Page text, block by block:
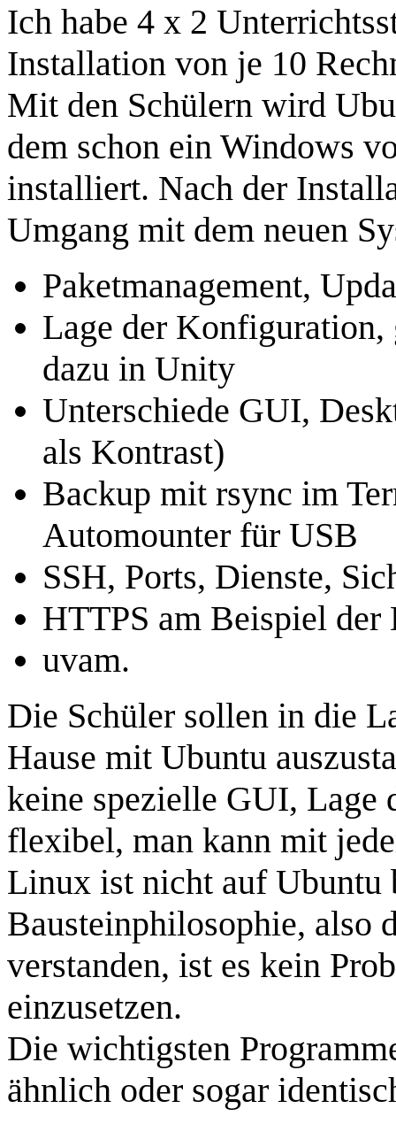
Ich habe 4 x 2
Installation von je 10
Mit den Schülern wird
dem schon ein Windows
installiert. Nach der
Umgang mit dem neuen
Paketmanagement,
Lage der
dazu in Unity
Unterschiede GUI,
als Kontrast)
Backup mit rsync im
Automounter für USB
SSH, Ports, Dienste,
HTTPS am Beispiel
uvam.
Die Schüler sollen in die
Hause mit Ubuntu
keine spezielle GUI, Lage
flexibel, man kann mit
Linux ist nicht auf Ubuntu
Bausteinphilosophie, also
verstanden, ist es kein
einzusetzen.
Die wichtigsten
ähnlich oder sogar